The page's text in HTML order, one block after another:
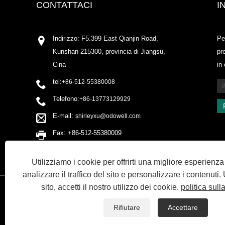
CONTATTACI
Indirizzo: F5.399 East Qianjin Road,
Kunshan 215300, provincia di Jiangsu,
Cina
tel:+86-512-55380008
Telefono:+86-13773129929
E-mail: shirleyxu@odowell.com
Fax: +86-512-55380009
in
COLLEGAMENTI PRIVACY
Utilizziamo i cookie per offrirti una migliore
analizzare il traffico del sito e personalizzare i contenuti.
sito, accetti il ​​nostro utilizzo dei cookie. politica
Rifiutare Accettare